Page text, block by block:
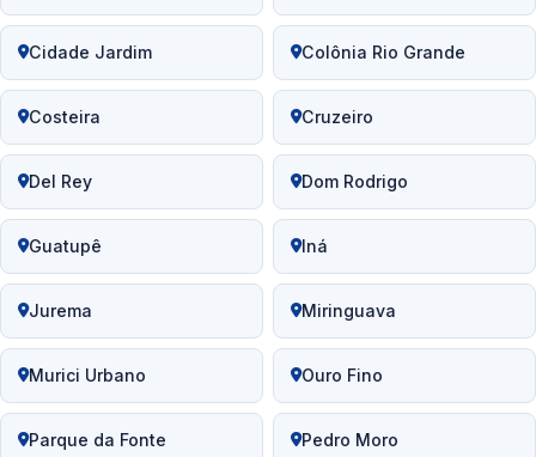
Cidade Jardim Colônia Rio Grande
Costeira Cruzeiro
Del Rey Dom Rodrigo
Guatupê Iná
Jurema Miringuava
Murici Urbano Ouro Fino
Parque da Fonte Pedro Moro